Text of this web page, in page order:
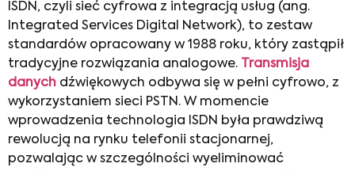
ISDN, czyli sieć cyfrowa z integracją usług (ang.
Integrated Services Digital Network), to zestaw
standardów opracowany w 1988 roku, który zastąpił
tradycyjne rozwiązania analogowe.
Transmisja
danych dźwiękowych odbywa się w pełni cyfrowo, z
wykorzystaniem sieci PSTN. W momencie
wprowadzenia technologia ISDN była prawdziwą
rewolucją na rynku telefonii stacjonarnej,
pozwalając w szczególności wyeliminować